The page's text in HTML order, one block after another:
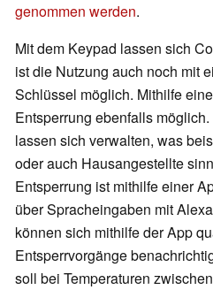
genommen werden.
Mit dem Keypad lassen sich
ist die Nutzung auch noch mit
Schlüssel möglich. Mithilfe
Entsperrung ebenfalls
lassen sich verwalten, was
oder auch Hausangestellte
Entsperrung ist mithilfe einer
über Spracheingaben mit
können sich mithilfe der App
Entsperrvorgänge
soll bei Temperaturen